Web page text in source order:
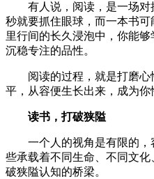
有人说，阅读，是一场
秒就要抓住眼球，而一本书
里行间的长久浸泡中，你能
沉稳专注的品性。
阅读的过程，就是打磨
平，从容便生长出来，成为你
读书，打破狭隘
一个人的视角是有限的
些承载着不同生命、不同文
破狭隘认知的桥梁。